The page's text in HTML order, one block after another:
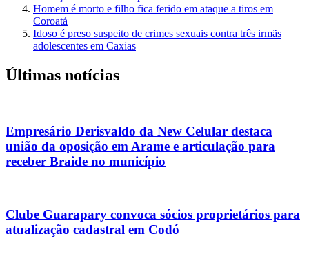
Homem é morto e filho fica ferido em ataque a tiros em
Coroatá
Idoso é preso suspeito de crimes sexuais contra três irmãs
adolescentes em Caxias
Últimas notícias
Empresário Derisvaldo da New Celular destaca
união da oposição em Arame e articulação para
receber Braide no município
Clube Guarapary convoca sócios proprietários para
atualização cadastral em Codó